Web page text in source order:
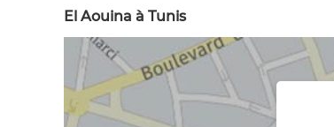
El Aouina à Tunis